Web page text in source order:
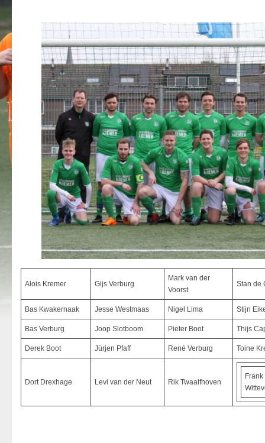
Alois Kremer Gijs Verburg
Mark van der
Voorst
Stan
Bas Kwakernaak Jesse Westmaas Nigel Lima Stijn
Bas Verburg Joop Slotboom Pieter Boot Thijs
Derek Boot Jürjen Pfaff René Verburg Toine
Dort Drexhage Levi van der Neut Rik Twaalfhoven
Frank